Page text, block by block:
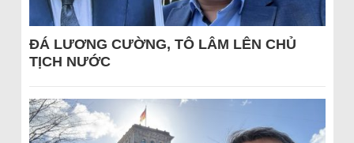
ĐÁ LƯƠNG CƯỜNG, TÔ LÂM LÊN CHỦ
TỊCH NƯỚC